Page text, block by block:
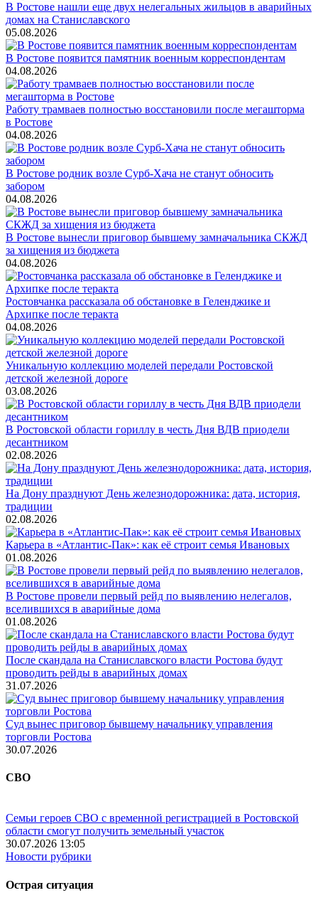
В Ростове нашли еще двух нелегальных жильцов в аварийных
домах на Станиславского
05.08.2026
В Ростове появится памятник военным корреспондентам
04.08.2026
Работу трамваев полностью восстановили после мегашторма
в Ростове
04.08.2026
В Ростове родник возле Сурб-Хача не станут обносить
забором
04.08.2026
В Ростове вынесли приговор бывшему замначальника СКЖД
за хищения из бюджета
04.08.2026
Ростовчанка рассказала об обстановке в Геленджике и
Архипке после теракта
04.08.2026
Уникальную коллекцию моделей передали Ростовской
детской железной дороге
03.08.2026
В Ростовской области гориллу в честь Дня ВДВ приодели
десантником
02.08.2026
На Дону празднуют День железнодорожника: дата, история,
традиции
02.08.2026
Карьера в «Атлантис-Пак»: как её строит семья Ивановых
01.08.2026
В Ростове провели первый рейд по выявлению нелегалов,
вселившихся в аварийные дома
01.08.2026
После скандала на Станиславского власти Ростова будут
проводить рейды в аварийных домах
31.07.2026
Суд вынес приговор бывшему начальнику управления
торговли Ростова
30.07.2026
СВО
Семьи героев СВО с временной регистрацией в Ростовской
области смогут получить земельный участок
30.07.2026 13:05
Новости рубрики
Острая ситуация